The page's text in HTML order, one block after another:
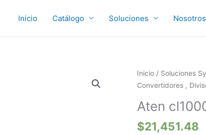
Inicio Catálogo Soluciones Nosotros
Inicio / Soluciones
Convertidores ,
Aten
$21,451.48